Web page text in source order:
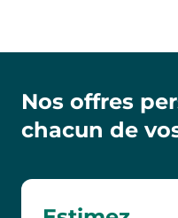
Nos offres
chacun de